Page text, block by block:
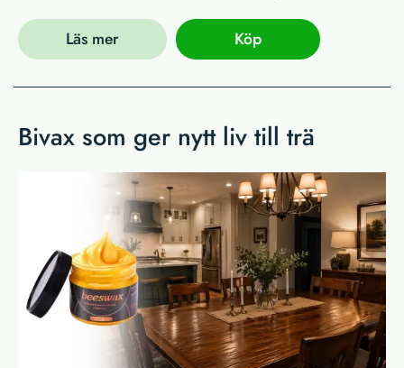
Läs mer Köp
Bivax som ger nytt liv till trä